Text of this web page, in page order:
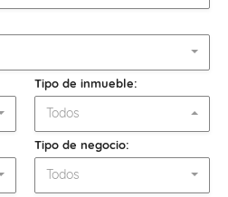
Tipo de inmueble:
Todos
Tipo de negocio:
Todos